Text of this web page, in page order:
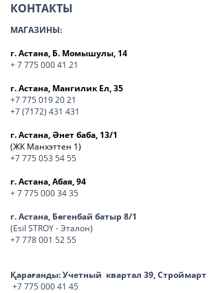
КОНТАКТЫ
МАГАЗИНЫ:
г. Астана, Б. Момышулы, 14
+ 7 775 000 41 21
г. Астана, Мангилик Ел, 35
+7 775 019 20 21
+7 (7172) 431 431
г. Астана, Әнет баба, 13/1
(ЖК Манхэттен 1)
+7 775 053 54 55
г. Астана, Абая, 94
+ 7 775 000 34 35
г. Астана, Бөгенбай батыр 8/1
(Esil STROY - Эталон)
+7 778 001 52 55
Қарағанды:Учетный квартал 39, Строймарт
+7 775 000 41 45